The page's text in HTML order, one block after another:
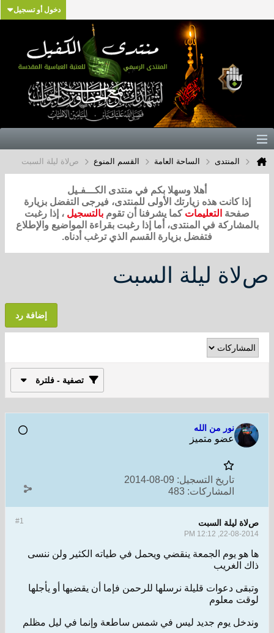
دخول أو تسجيل
المنتدى الساحة العامة القسم المنوع صﻻة ليلة السبت
أهلا وسهلا بكم في منتدى الكـــفـيل
إذا كانت هذه زيارتك الأولى للمنتدى، فيرجى التفضل بزيارة
صفحة التعليمات كما يشرفنا أن تقوم بالتسجيل ، إذا رغبت
بالمشاركة في المنتدى، أما إذا رغبت بقراءة المواضيع والإطلاع
فتفضل بزيارة القسم الذي ترغب أدناه.
صﻻة ليلة السبت
إضافة رد
تصفية - فلترة
نور من الله
عضو متميز
تاريخ التسجيل: 09-08-2014
المشاركات: 483
#1 صﻻة ليلة السبت
22-08-2014, 12:12 PM
ها هو يوم الجمعة ينقضي ويحمل في طياته الكثير ولن ننسى
ذاك الغريب
وتبقى دعوات قليلة نرسلها للرحمن فإما أن يقضيها أو يأجلها
لوقت معلوم
وندخل يوم جديد ليس في شمس ساطعة وإنما في ليل مظلم